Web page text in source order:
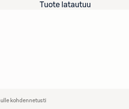
Tuote latautuu
kohdennetusti